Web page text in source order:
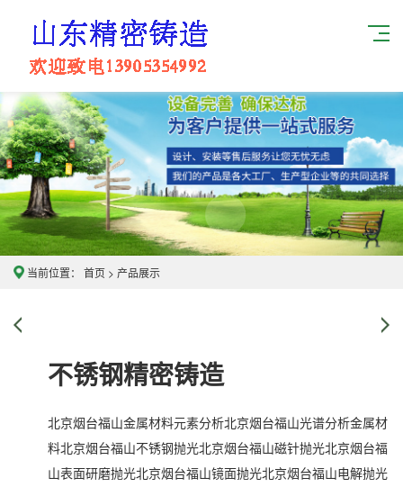
当前位置： 首页 > 产品展示
不锈钢精密铸造
北京烟台福山金属材料元素分析北京烟台福山光谱分析金属材
料北京烟台福山不锈钢抛光北京烟台福山磁针抛光北京烟台福
山表面研磨抛光北京烟台福山镜面抛光北京烟台福山电解抛光